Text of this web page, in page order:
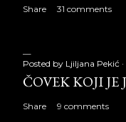
Share 31 comments
Posted by Ljiljana Pekić
ČOVEK KOJI JE
Share 9 comments